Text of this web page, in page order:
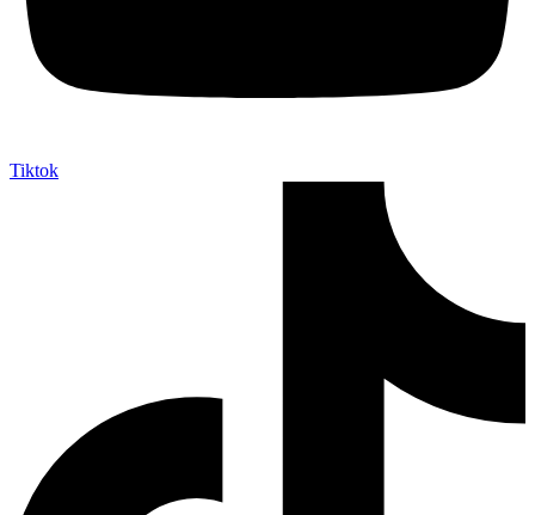
Tiktok